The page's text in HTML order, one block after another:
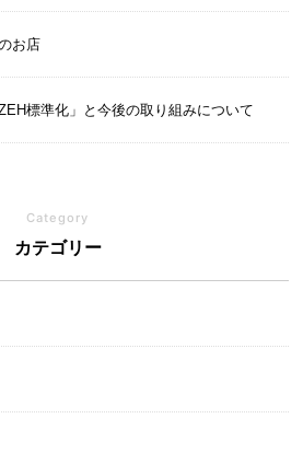
お店
標準化」と今後の取り組みについて
Category
カテゴリー